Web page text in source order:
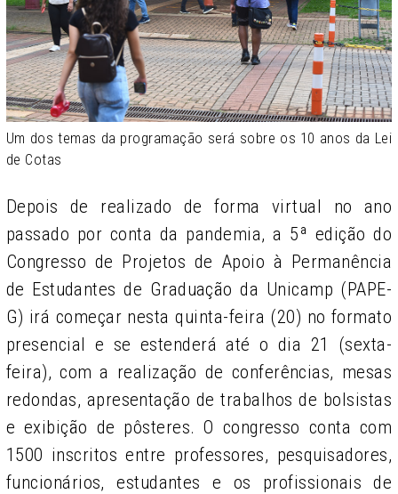
Um dos temas da programação será sobre os 10 anos da Lei
de Cotas
Depois de realizado de forma virtual no ano
passado por conta da pandemia, a 5ª edição do
Congresso de Projetos de Apoio à Permanência
de Estudantes de Graduação da Unicamp (PAPE-
G) irá começar nesta quinta-feira (20) no formato
presencial e se estenderá até o dia 21 (sexta-
feira), com a realização de conferências, mesas
redondas, apresentação de trabalhos de bolsistas
e exibição de pôsteres. O congresso conta com
1500 inscritos entre professores, pesquisadores,
funcionários, estudantes e os profissionais de